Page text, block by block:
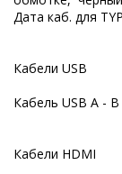
Дата каб. для
Кабели USB
Кабель USB A -
Кабели HDMI